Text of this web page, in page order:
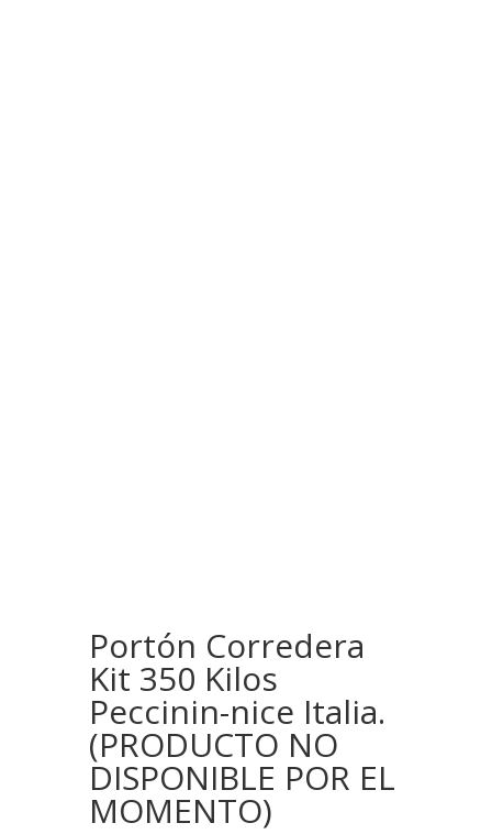
Portón Corredera
Kit 350 Kilos
Peccinin-nice Italia.
(PRODUCTO NO
DISPONIBLE POR EL
MOMENTO)